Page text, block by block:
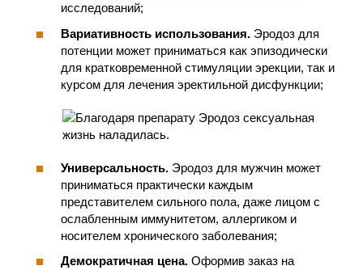
исследований;
Вариативность использования. Эродоз для
потенции может приниматься как эпизодически
для кратковременной стимуляции эрекции, так и
курсом для лечения эректильной дисфункции;
Универсальность. Эродоз для мужчин может
приниматься практически каждым
представителем сильного пола, даже лицом с
ослабленным иммунитетом, аллергиком и
носителем хронического заболевания;
Демократичная цена. Оформив заказ на